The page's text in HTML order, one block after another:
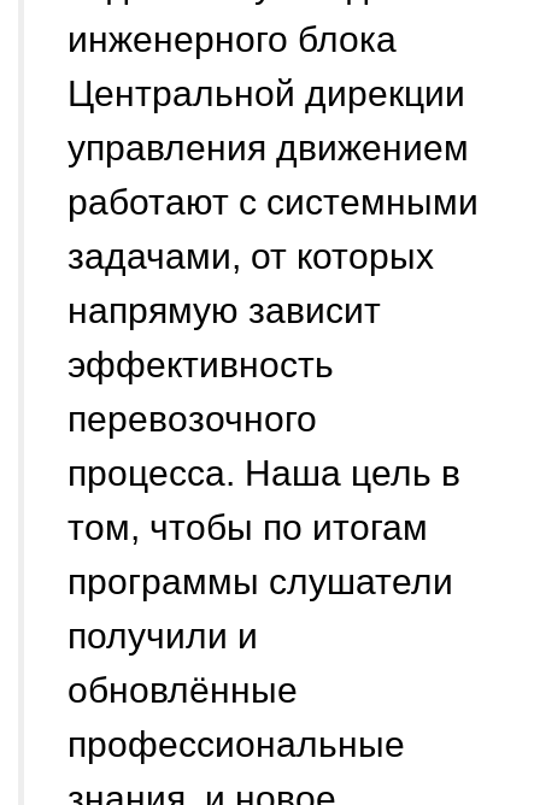
инженерного блока
Центральной дирекции
управления движением
работают с системными
задачами, от которых
напрямую зависит
эффективность
перевозочного
процесса. Наша цель в
том, чтобы по итогам
программы слушатели
получили и
обновлённые
профессиональные